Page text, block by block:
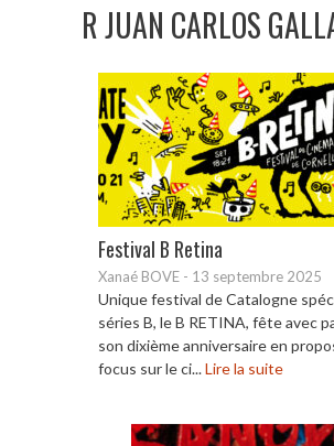
R JUAN CARLOS
Festival B Retina
Xanaé BOVE - 13 septembre 2025
Unique festival de Catalogne
séries B, le B RETINA, fête avec
son dixième anniversaire en
focus sur le ci...Lire la suite